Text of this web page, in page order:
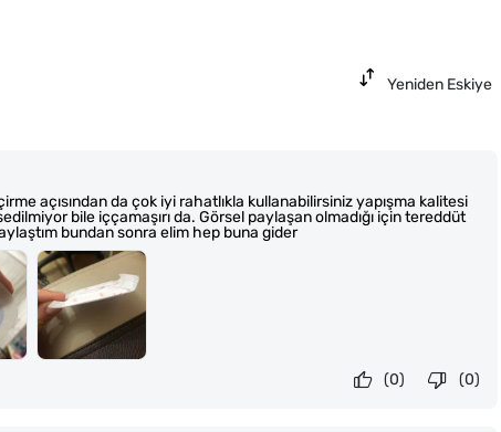
Yeniden Eskiye
açısından da çok iyi rahatlıkla kullanabilirsiniz yapışma kalitesi
bile iççamaşırı da. Görsel paylaşan olmadığı için tereddüt
bundan sonra elim hep buna gider
(0)
(0)